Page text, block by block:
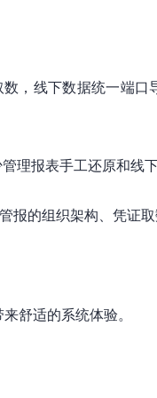
，线下数据统一端
理报表手工还原和线
报的组织架构、凭证取
舒适的系统体验。